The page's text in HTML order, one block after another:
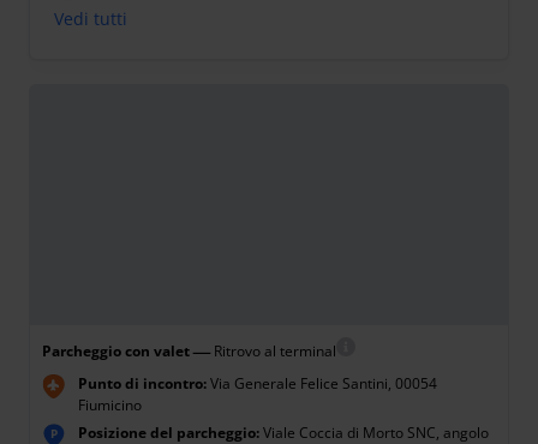
Vedi tutti
Parcheggio con valet— Ritrovo al terminal
Punto di incontro:Via Generale Felice Santini, 00054
Fiumicino
P Posizione del parcheggio:Viale Coccia di Morto SNC, angolo